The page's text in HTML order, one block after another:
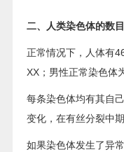
二、人类染色体的数
正常情况下，人体有
XX；男性正常染色体
每条染色体均有其自
变化，在有丝分裂中
如果染色体发生了异